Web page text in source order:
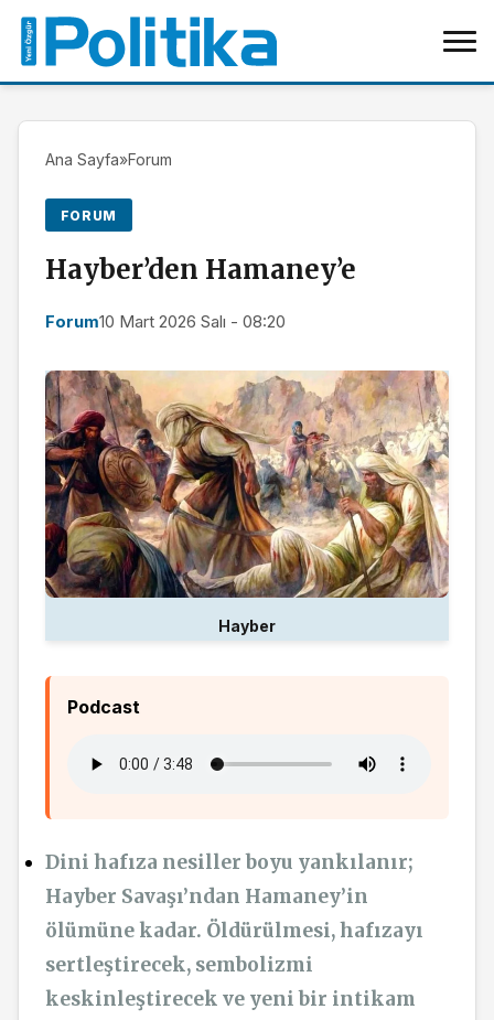
Ana Sayfa»Forum
FORUM
Hayber’den Hamaney’e
Forum10 Mart 2026 Salı - 08:20
Hayber
Podcast
Dini hafıza nesiller boyu yankılanır;
Hayber Savaşı’ndan Hamaney’in
ölümüne kadar. Öldürülmesi, hafızayı
sertleştirecek, sembolizmi
keskinleştirecek ve yeni bir intikam